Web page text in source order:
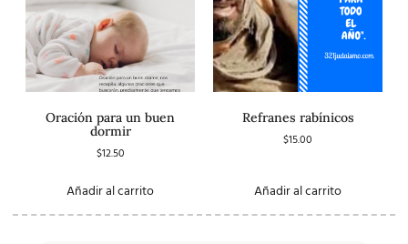
Oración para un buen
dormir
$12.50
Añadir al carrito
Refranes rabínicos
$15.00
Añadir al carrito